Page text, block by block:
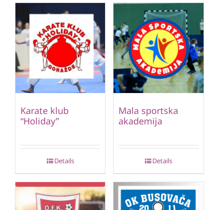
Karate klub
“Holiday”
Details
Mala sportska
akademija
Details